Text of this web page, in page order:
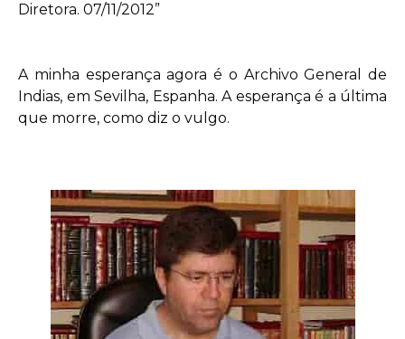
Diretora. 07/11/2012”
A minha esperança agora é o Archivo General de
Indias, em Sevilha, Espanha. A esperança é a última
que morre, como diz o vulgo.